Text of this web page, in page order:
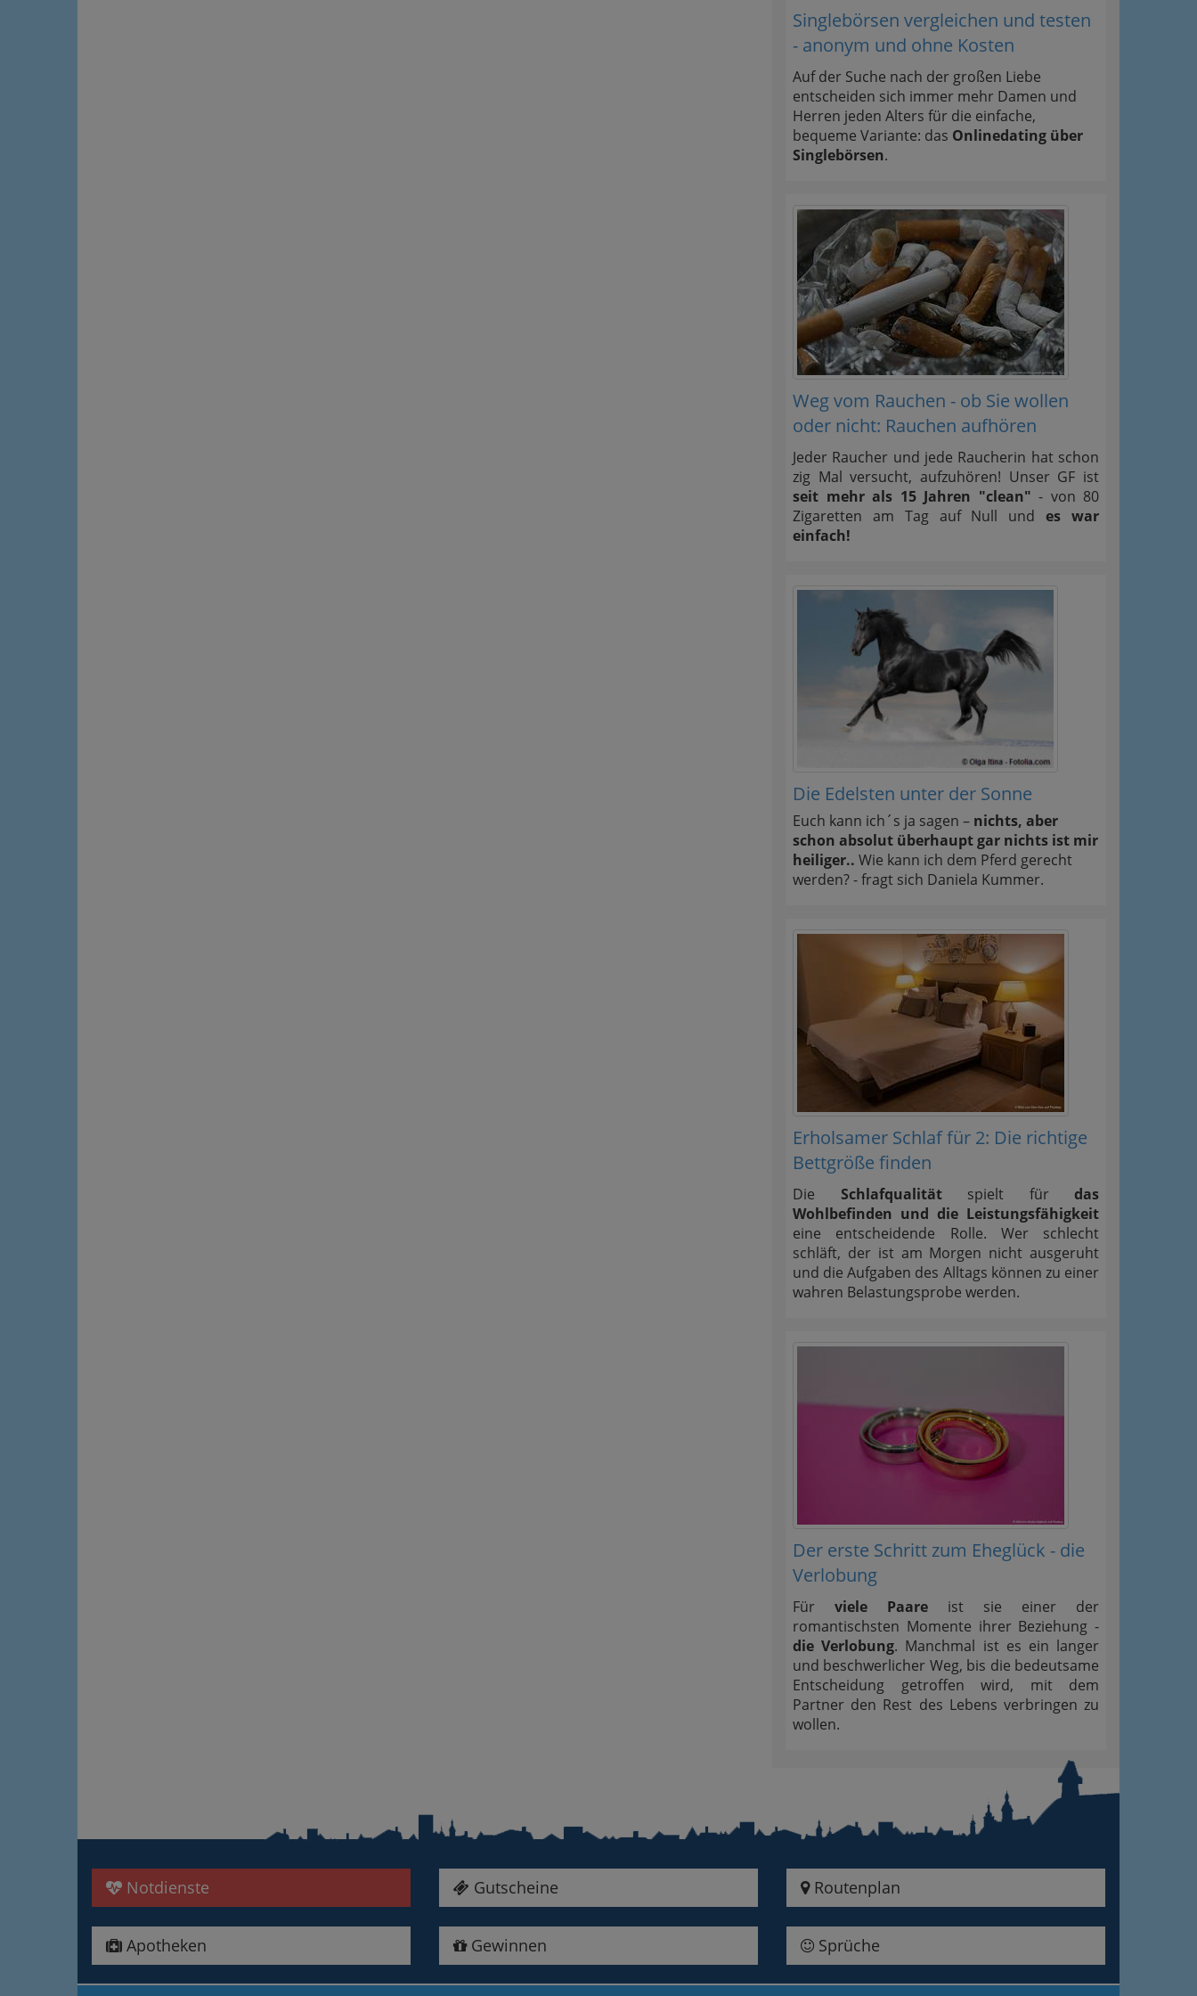
Singlebörsen vergleichen und testen
- anonym und ohne Kosten
Auf der Suche nach der großen Liebe
entscheiden sich immer mehr Damen und
Herren jeden Alters für die einfache,
bequeme Variante: das Onlinedating über
Singlebörsen.
Weg vom Rauchen - ob Sie wollen
oder nicht: Rauchen aufhören
Jeder Raucher und jede Raucherin hat schon
zig Mal versucht, aufzuhören! Unser GF ist
seit mehr als 15 Jahren "clean" - von 80
Zigaretten am Tag auf Null undes war
einfach!
Die Edelsten unter der Sonne
Euch kann ich´s ja sagen – nichts, aber
schon absolut überhaupt gar nichts ist mir
heiliger.. Wie kann ich dem Pferd gerecht
werden? - fragt sich Daniela Kummer.
Erholsamer Schlaf für 2: Die richtige
Bettgröße finden
Die Schlafqualitätspielt für das
Wohlbefinden und die Leistungsfähigkeit
eine entscheidende Rolle. Wer schlecht
schläft, der ist am Morgen nicht ausgeruht
und die Aufgaben des Alltags können zu einer
wahren Belastungsprobe werden.
Der erste Schritt zum Eheglück - die
Verlobung
Für viele Paare ist sie einer der
romantischsten Momente ihrer Beziehung -
die Verlobung. Manchmal ist es ein langer
und beschwerlicher Weg, bis die bedeutsame
Entscheidung getroffen wird, mit dem
Partner den Rest des Lebens verbringen zu
wollen.
Notdienste
Apotheken
Gutscheine
Gewinnen
Routenplan
Sprüche